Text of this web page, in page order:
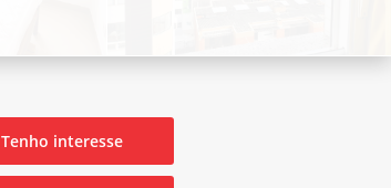
Tenho interesse